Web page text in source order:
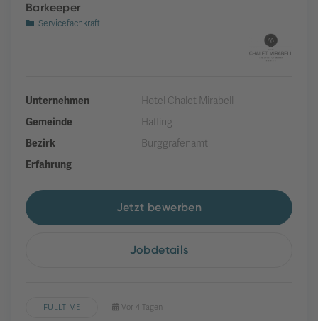
Barkeeper
Servicefachkraft
Unternehmen
Hotel Chalet Mirabell
Gemeinde
Hafling
Bezirk
Burggrafenamt
Erfahrung
Jetzt bewerben
Jobdetails
FULLTIME Vor 4 Tagen